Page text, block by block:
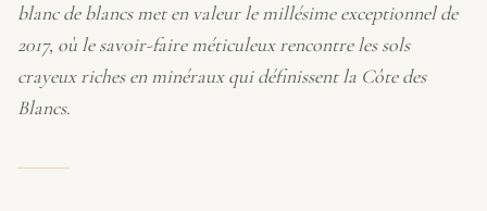
blanc de blancs met en valeur le millésime exceptionnel de
2017, où le savoir-faire méticuleux rencontre les sols
crayeux riches en minéraux qui définissent la Côte des
Blancs.